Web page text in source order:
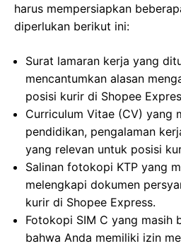
harus mempersiapkan
diperlukan berikut ini:
Surat lamaran kerja yang
mencantumkan alasan
posisi kurir di Shopee
Curriculum Vitae (CV) yang
pendidikan, pengalaman
yang relevan untuk posisi
Salinan fotokopi KTP yang
melengkapi dokumen
kurir di Shopee Express.
Fotokopi SIM C yang masih
bahwa Anda memiliki izin